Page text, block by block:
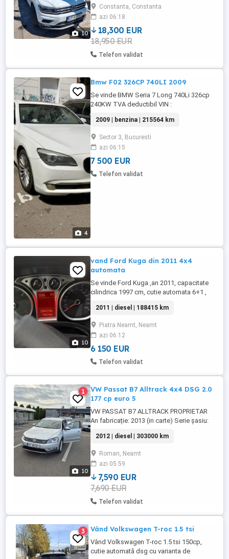
10
Normă poluare: Euro 6 Dotări Interior și
Confort Pachet piele "Vienna": Scaune
sport premium, scaun șofer reglabil ...
Constanta, Constanta
azi 06:18
18,300 EUR
18,950 EUR
Telefon validat
4
Bmw F02 326CP 740LI 2009
Se vinde BMW Seria 7 Long 740Li 326cp
240KW TVA deductibil VIN :
Mașina este varianta lungă (Long), foarte
spațioasă și extrem de confortabilă, genul
de mașină în care pasagerii din spate
chiar stau ca într-o limuzină. Motorul este
3.0 benzină twin-turbo (N54) de ...
2009 | benzina | 215564 km
Sector 3, Bucuresti
azi 06:15
7 500 EUR
Telefon validat
10
vand Ford Kuga din 2011 4x4
automata
Se vinde Ford Kuga ,an 2011, capacitate
cilindrica 1997 cm, cutie automata 6+1 ,
fata incalzite si reglabile electric, volan
reglabil, incalzire in parbriz si luneta,
camera de bord, navigatie. Ful option. Se
merita sa fie vazuta. Mai multe detalii la
numarul ...
2011 | diesel | 188415 km
Piatra Neamt, Neamt
azi 06:12
6 150 EUR
Telefon validat
10
1
VW Passat B7 Alltrack 4x4 DSG 2.0
177 cp euro 5
VW PASSAT B7 ALLTRACK PROPRIETAR
An fabricație: 2013 (in carte) Serie șasiu:
Diesel, 177 CP, EURO 5, cod motor: CFGB
Cutie Automata DSG Carlig electric Presuri
vara+iarna Tavita porbagaj Jante din aliaj
de vara pe 17" Jante din aliaj de iarna pe
16" Roata rezerva din ...
2012 | diesel | 303000 km
Roman, Neamt
azi 05:59
7,590 EUR
7,690 EUR
Telefon validat
3 Vând Volkswagen T-roc 1.5 tsi
Vând Volkswagen T-roc 1.5 tsi 150cp,
cutie automată dsg cu varianta de